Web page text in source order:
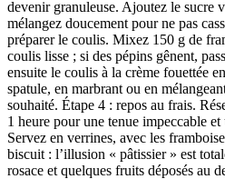
devenir granuleuse. Ajoutez le sucre
mélangez doucement pour ne pas
préparer le coulis. Mixez 150 g de
coulis lisse ; si des pépins gênent,
ensuite le coulis à la crème fouettée
spatule, en marbrant ou en
souhaité. Étape 4 : repos au frais.
1 heure pour une tenue impeccable et
Servez en verrines, avec les
biscuit : l’illusion « pâtissier » est
rosace et quelques fruits déposés au